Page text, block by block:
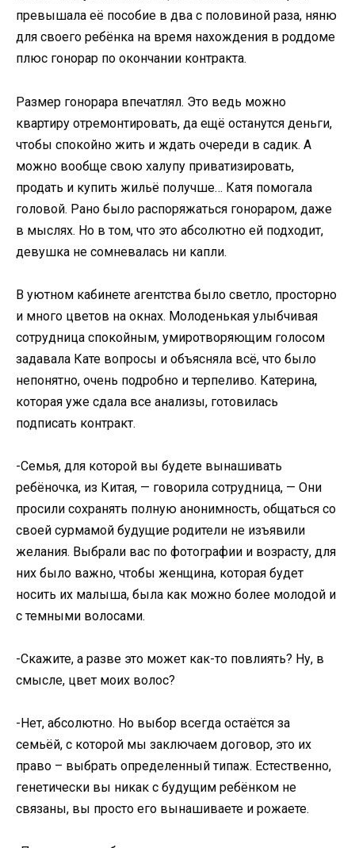
превышала её пособие в два с половиной раза, няню
для своего ребёнка на время нахождения в роддоме
плюс гонорар по окончании контракта.
Размер гонорара впечатлял. Это ведь можно
квартиру отремонтировать, да ещё останутся деньги,
чтобы спокойно жить и ждать очереди в садик. А
можно вообще свою халупу приватизировать,
продать и купить жильё получше… Катя помогала
головой. Рано было распоряжаться гонораром, даже
в мыслях. Но в том, что это абсолютно ей подходит,
девушка не сомневалась ни капли.
В уютном кабинете агентства было светло, просторно
и много цветов на окнах. Молоденькая улыбчивая
сотрудница спокойным, умиротворяющим голосом
задавала Кате вопросы и объясняла всё, что было
непонятно, очень подробно и терпеливо. Катерина,
которая уже сдала все анализы, готовилась
подписать контракт.
-Семья, для которой вы будете вынашивать
ребёночка, из Китая, — говорила сотрудница, — Они
просили сохранять полную анонимность, общаться со
своей сурмамой будущие родители не изъявили
желания. Выбрали вас по фотографии и возрасту, для
них было важно, чтобы женщина, которая будет
носить их малыша, была как можно более молодой и
с темными волосами.
-Скажите, а разве это может как-то повлиять? Ну, в
смысле, цвет моих волос?
-Нет, абсолютно. Но выбор всегда остаётся за
семьёй, с которой мы заключаем договор, это их
право – выбрать определенный типаж. Естественно,
генетически вы никак с будущим ребёнком не
связаны, вы просто его вынашиваете и рожаете.